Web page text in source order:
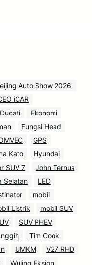
Auto Show 2026'
iCAR
Ducati
Ekonomi
Fungsi Head
GPS
Kato
Hyundai
SUV 7
John Ternus
Selatan
LED
mobil
Listrik
mobil SUV
SUV PHEV
Tim Cook
UMKM
V27 RHD
Wuling Eksion